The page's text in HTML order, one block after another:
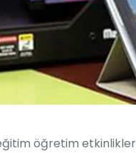
öğretim